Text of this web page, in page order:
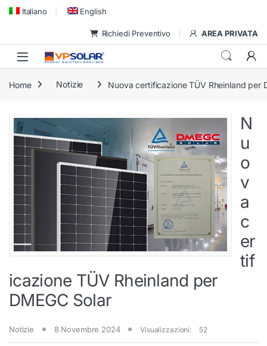
Skip to navigation
Skip to content
Italiano English
Richiedi Preventivo AREA PRIVATA
Home Notizie Nuova certificazione TÜV Rheinland per
N
u
o
v
a
c
er
tif
icazione TÜV Rheinland per
DMEGC Solar
Notizie 8 Novembre 2024 Visualizzazioni: 52